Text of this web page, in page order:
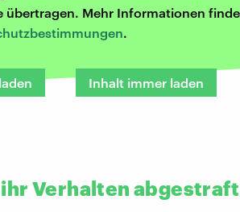
übertragen. Mehr Informationen
.
Inhalt immer laden
Verhalten abgestraft